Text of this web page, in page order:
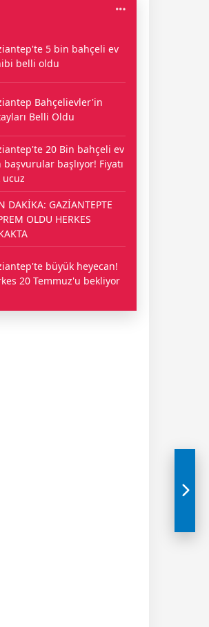
5 bin bahçeli ev
belli oldu
Bahçelievler'in
Belli Oldu
20 Bin bahçeli ev
başvurular başlıyor! Fiyatı
ucuz
DAKİKA: GAZİANTEPTE
OLDU HERKES
büyük heyecan!
20 Temmuz'u bekliyor